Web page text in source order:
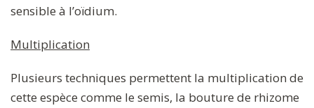
sensible à l’oïdium.
Multiplication
Plusieurs techniques permettent la multiplication de
cette espèce comme le semis, la bouture de rhizome